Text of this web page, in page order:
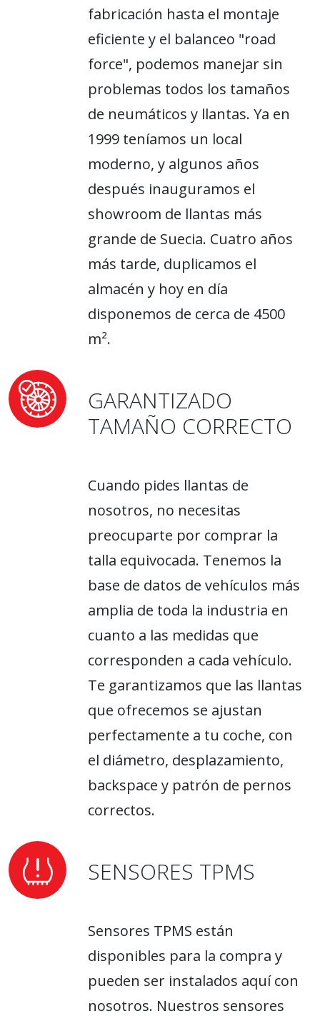
fabricación hasta el montaje
eficiente y el balanceo "road
force", podemos manejar sin
problemas todos los tamaños
de neumáticos y llantas. Ya en
1999 teníamos un local
moderno, y algunos años
después inauguramos el
showroom de llantas más
grande de Suecia. Cuatro años
más tarde, duplicamos el
almacén y hoy en día
disponemos de cerca de 4500
m².
GARANTIZADO
TAMAÑO CORRECTO
Cuando pides llantas de
nosotros, no necesitas
preocuparte por comprar la
talla equivocada. Tenemos la
base de datos de vehículos más
amplia de toda la industria en
cuanto a las medidas que
corresponden a cada vehículo.
Te garantizamos que las llantas
que ofrecemos se ajustan
perfectamente a tu coche, con
el diámetro, desplazamiento,
backspace y patrón de pernos
correctos.
SENSORES TPMS
Sensores TPMS están
disponibles para la compra y
pueden ser instalados aquí con
nosotros. Nuestros sensores